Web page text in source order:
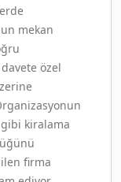
mekan
özel
kiralama
firma